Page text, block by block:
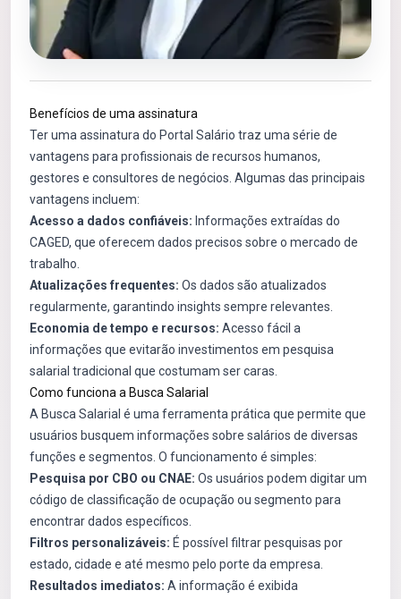
Benefícios de uma assinatura
Ter uma assinatura do Portal Salário traz uma série de
vantagens para profissionais de recursos humanos,
gestores e consultores de negócios. Algumas das principais
vantagens incluem:
Acesso a dados confiáveis: Informações extraídas do
CAGED, que oferecem dados precisos sobre o mercado de
trabalho.
Atualizações frequentes: Os dados são atualizados
regularmente, garantindo insights sempre relevantes.
Economia de tempo e recursos: Acesso fácil a
informações que evitarão investimentos em pesquisa
salarial tradicional que costumam ser caras.
Como funciona a Busca Salarial
A Busca Salarial é uma ferramenta prática que permite que
usuários busquem informações sobre salários de diversas
funções e segmentos. O funcionamento é simples:
Pesquisa por CBO ou CNAE: Os usuários podem digitar um
código de classificação de ocupação ou segmento para
encontrar dados específicos.
Filtros personalizáveis: É possível filtrar pesquisas por
estado, cidade e até mesmo pelo porte da empresa.
Resultados imediatos: A informação é exibida